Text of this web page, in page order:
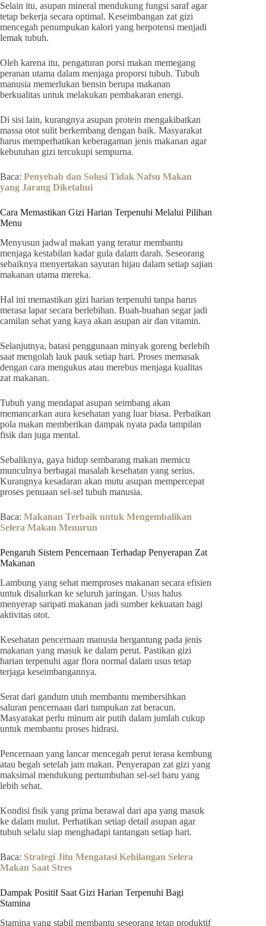
Selain itu, asupan mineral mendukung fungsi saraf agar
tetap bekerja secara optimal. Keseimbangan zat gizi
mencegah penumpukan kalori yang berpotensi menjadi
lemak tubuh.
Oleh karena itu, pengaturan porsi makan memegang
peranan utama dalam menjaga proporsi tubuh. Tubuh
manusia memerlukan bensin berupa makanan
berkualitas untuk melakukan pembakaran energi.
Di sisi lain, kurangnya asupan protein mengakibatkan
massa otot sulit berkembang dengan baik. Masyarakat
harus memperhatikan keberagaman jenis makanan agar
kebutuhan gizi tercukupi sempurna.
Baca: Penyebab dan Solusi Tidak Nafsu Makan
yang Jarang Diketahui
Cara Memastikan Gizi Harian Terpenuhi Melalui Pilihan
Menu
Menyusun jadwal makan yang teratur membantu
menjaga kestabilan kadar gula dalam darah. Seseorang
sebaiknya menyertakan sayuran hijau dalam setiap sajian
makanan utama mereka.
Hal ini memastikan gizi harian terpenuhi tanpa harus
merasa lapar secara berlebihan. Buah-buahan segar jadi
camilan sehat yang kaya akan asupan air dan vitamin.
Selanjutnya, batasi penggunaan minyak goreng berlebih
saat mengolah lauk pauk setiap hari. Proses memasak
dengan cara mengukus atau merebus menjaga kualitas
zat makanan.
Tubuh yang mendapat asupan seimbang akan
memancarkan aura kesehatan yang luar biasa. Perbaikan
pola makan memberikan dampak nyata pada tampilan
fisik dan juga mental.
Sebaliknya, gaya hidup sembarang makan memicu
munculnya berbagai masalah kesehatan yang serius.
Kurangnya kesadaran akan mutu asupan mempercepat
proses penuaan sel-sel tubuh manusia.
Baca: Makanan Terbaik untuk Mengembalikan
Selera Makan Menurun
Pengaruh Sistem Pencernaan Terhadap Penyerapan Zat
Makanan
Lambung yang sehat memproses makanan secara efisien
untuk disalurkan ke seluruh jaringan. Usus halus
menyerap saripati makanan jadi sumber kekuatan bagi
aktivitas otot.
Kesehatan pencernaan manusia bergantung pada jenis
makanan yang masuk ke dalam perut. Pastikan gizi
harian terpenuhi agar flora normal dalam usus tetap
terjaga keseimbangannya.
Serat dari gandum utuh membantu membersihkan
saluran pencernaan dari tumpukan zat beracun.
Masyarakat perlu minum air putih dalam jumlah cukup
untuk membantu proses hidrasi.
Pencernaan yang lancar mencegah perut terasa kembung
atau begah setelah jam makan. Penyerapan zat gizi yang
maksimal mendukung pertumbuhan sel-sel baru yang
lebih sehat.
Kondisi fisik yang prima berawal dari apa yang masuk
ke dalam mulut. Perhatikan setiap detail asupan agar
tubuh selalu siap menghadapi tantangan setiap hari.
Baca: Strategi Jitu Mengatasi Kehilangan Selera
Makan Saat Stres
Dampak Positif Saat Gizi Harian Terpenuhi Bagi
Stamina
Stamina yang stabil membantu seseorang tetap produktif